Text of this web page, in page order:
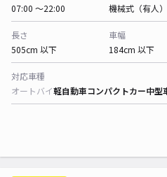
07:00 〜22:00
機械式（有人）
長さ
505cm 以下
車幅
184cm 以下
対応車種
オートバイ軽自動車コンパクトカー中型